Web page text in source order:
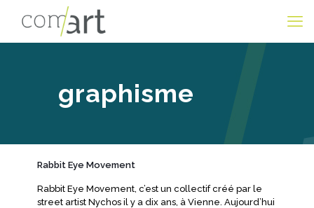
graphisme
Rabbit Eye Movement
Rabbit Eye Movement, c’est un collectif créé par le
street artist Nychos il y a dix ans, à Vienne. Aujourd’hui